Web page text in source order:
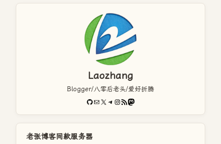
Laozhang
Blogger/八零后老头/爱好折腾
GitHub
电子邮件X Telegram
Instagram
RSS FeedMastodon
老张博客同款服务器